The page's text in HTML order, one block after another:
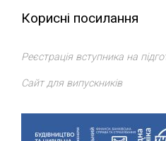
Корисні посилання
Реєстрація вступника на
Сайт для випускників